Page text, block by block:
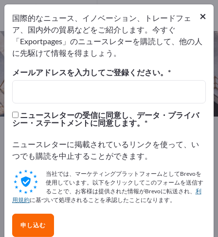
建設資材&建設材料 – メーカーとサプ
ライヤーを検索
メーカー27
代理店
Exportpages 建設 建築材料 建設資材&建設材料
Exportpagesで無料で広告を掲載！
ニーズ – オファー – 中古品 – ビジネスコンタクト >> こ
こから始める
Exportpagesで貴社と製品を掲載し
ましょう。
今すぐサプライヤーとして登録し、認知度を高めまし
×
国際的なニュース、イノベーション、トレードフェ
ア、国内外の貿易などをご紹介します。今すぐ
「Exportpages」のニュースレターを購読して、他の人
に先駆けて情報を得ましょう。
メールアドレスを入力してご登録ください。
ニュースレターの受信に同意し、データ・プライバ
シー・ステートメントに同意します。
ニュースレターに掲載されているリンクを使って、い
つでも購読を中止することができます。
当社では、マーケティングプラットフォームとしてBrevoを
使用しています。以下をクリックしてこのフォームを送信す
ることで、お客様は提供された情報がBrevoに転送され、 利
用規約に基づいて処理されることを承認したことになります。
申し込む